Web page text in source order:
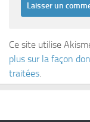
Ce site utilise
plus sur la façon
traitées.